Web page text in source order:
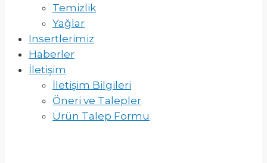
Temizlik
Yağlar
Insertlerimiz
Haberler
İletişim
İletişim Bilgileri
Öneri ve Talepler
Ürün Talep Formu